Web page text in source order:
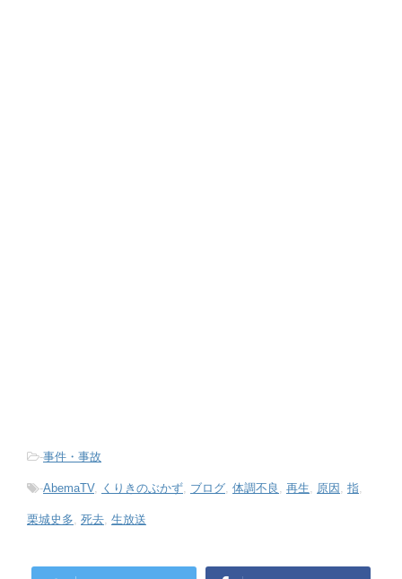
-事件・事故
-AbemaTV, くりきのぶかず ブログ 体調不良 再生 原因 指
栗城史多 死去 生放送